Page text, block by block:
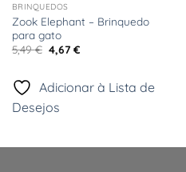
BRINQUEDOS
Zook Elephant – Brinquedo
para gato
5,49€ O
preço
era:
5,49 €.
4,67 €O
4,67 €.
Adicionar à Lista de
Desejos